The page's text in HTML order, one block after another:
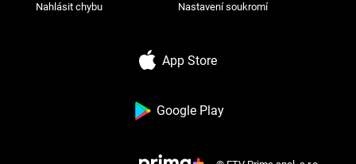
Nahlásit chybu Nastavení soukromí
App Store
Google Play